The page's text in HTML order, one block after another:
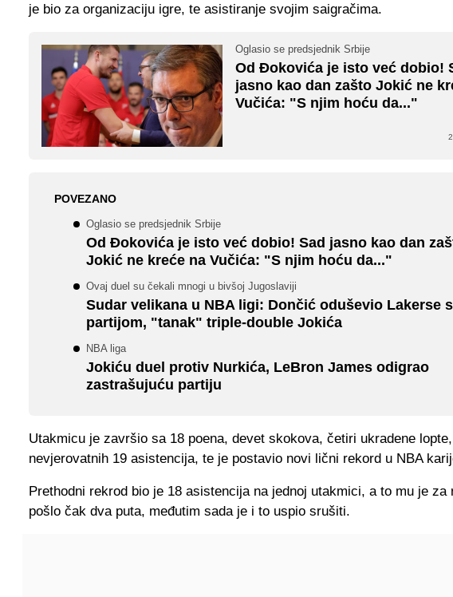
je bio za organizaciju igre, te asistiranje svojim saigračima.
Oglasio se predsjednik Srbije
Od Đokovića je isto već dobio!
jasno kao dan zašto Jokić ne
Vučića: "S njim hoću da..."
POVEZANO
Oglasio se predsjednik Srbije
Od Đokovića je isto već dobio! Sad jasno kao dan
Jokić ne kreće na Vučića: "S njim hoću da..."
Ovaj duel su čekali mnogi u bivšoj Jugoslaviji
Sudar velikana u NBA ligi: Dončić oduševio Lakerse
partijom, "tanak" triple-double Jokića
NBA liga
Jokiću duel protiv Nurkića, LeBron James odigrao
zastrašujuću partiju
Utakmicu je završio sa 18 poena, devet skokova, četiri ukradene
nevjerovatnih 19 asistencija, te je postavio novi lični rekord u NBA
Prethodni rekrod bio je 18 asistencija na jednoj utakmici, a to mu je za
pošlo čak dva puta, međutim sada je i to uspio srušiti.